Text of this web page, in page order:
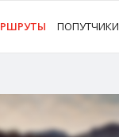
ПОПУТЧИКИ